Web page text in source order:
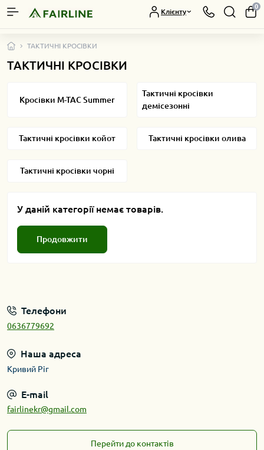
Клієнту
0
ТАКТИЧНІ КРОСІВКИ
ТАКТИЧНІ КРОСІВКИ
Кросівки M-TAC Summer
Тактичні кросівки
демісезонні
Тактичні кросівки койот Тактичні кросівки олива
Тактичні кросівки чорні
У даній категорії немає товарів.
Продовжити
Телефони
0636779692
Наша адреса
Кривий Ріг
E-mail
fairlinekr@gmail.com
Перейти до контактів